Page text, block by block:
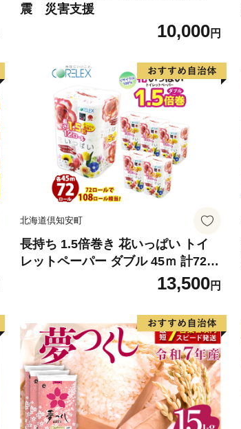
震 災害支援
10,000円
北海道倶知安町
長持ち 1.5倍巻き 花いっぱい トイ
レットペーパー ダブル 45ｍ 計72ロ
ール 全18種 花柄 プリント ハーブ
香り付き 日本製 まとめ買い 防災 常
備品 ペーパー エコ 日用雑貨 消耗品
備蓄 送料無料 北海道 倶知安町 日用
品
13,500円